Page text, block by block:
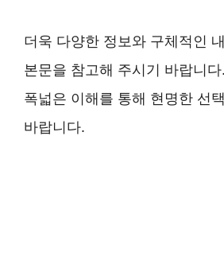
더욱 다양한 정보와 구체적인
본문을 참고해 주시기 바랍니
폭넓은 이해를 통해 현명한 선
바랍니다.